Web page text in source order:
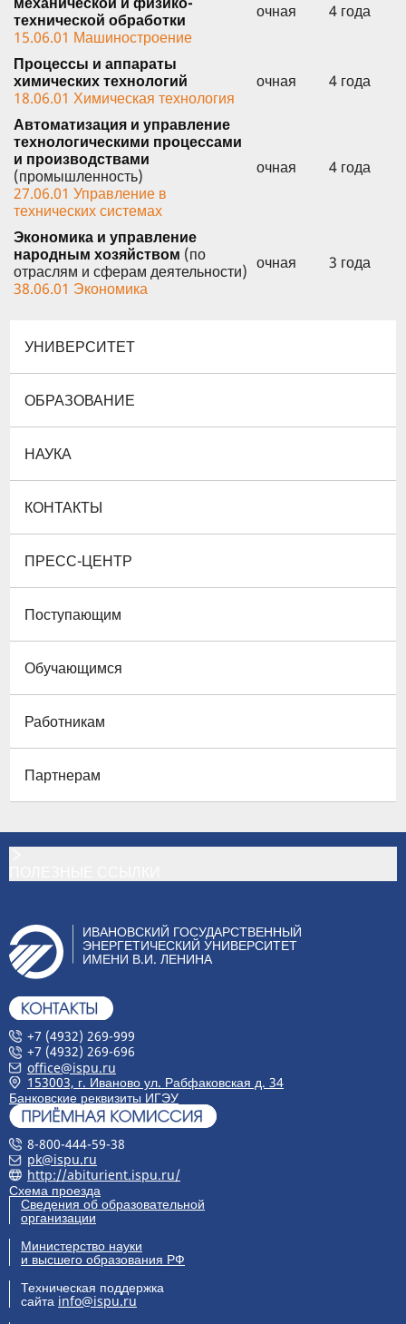
технической обработки
15.06.01 Машиностроение
очная 4 года
Процессы и аппараты
химических технологий
18.06.01 Химическая технология
очная 4 года
Автоматизация и управление
технологическими процессами
и производствами
(промышленность)
27.06.01 Управление в
технических системах
очная 4 года
Экономика и управление
народным хозяйством (по
отраслям и сферам деятельности)
38.06.01 Экономика
очная 3 года
УНИВЕРСИТЕТ
ОБРАЗОВАНИЕ
НАУКА
КОНТАКТЫ
ПРЕСС-ЦЕНТР
Поступающим
Обучающимся
Работникам
Партнерам
ИВАНОВСКИЙ ГОСУДАРСТВЕННЫЙ
ЭНЕРГЕТИЧЕСКИЙ УНИВЕРСИТЕТ
ИМЕНИ В.И. ЛЕНИНА
+7 (4932) 269-999
+7 (4932) 269-696
office@ispu.ru
153003, г. Иваново ул. Рабфаковская д. 34
Банковские реквизиты ИГЭУ
8-800-444-59-38
pk@ispu.ru
http://abiturient.ispu.ru/
Схема проезда
Сведения об образовательной
организации
Министерство науки
и высшего образования РФ
Техническая поддержка
сайта info@ispu.ru